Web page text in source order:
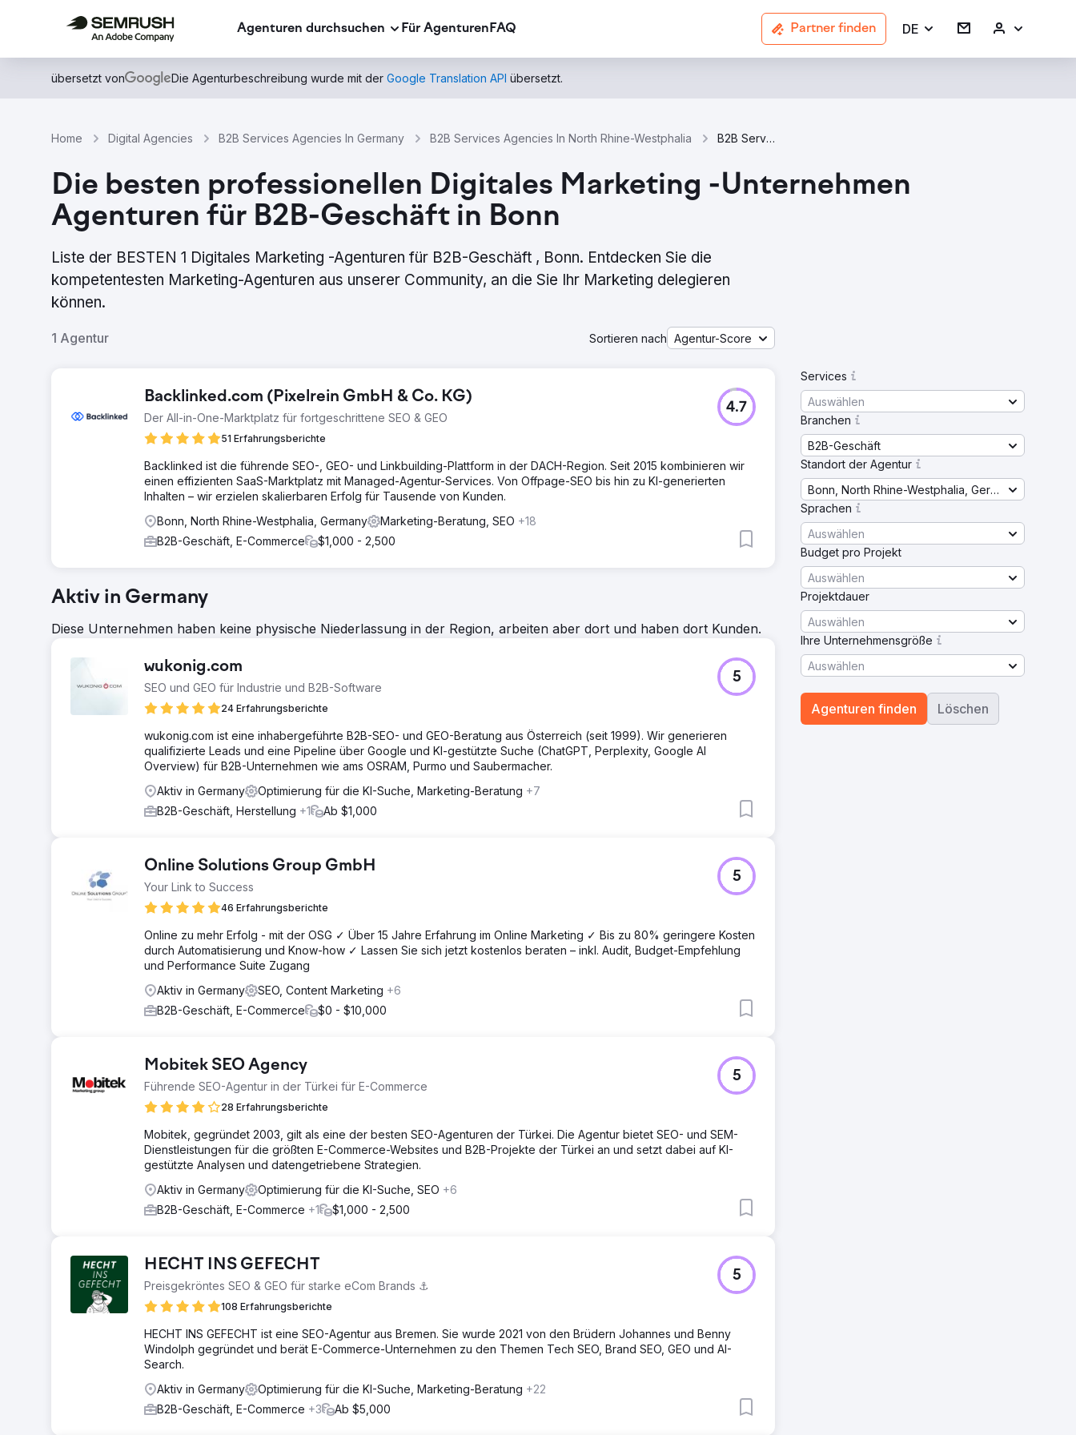
Agenturen durchsuchen Für Agenturen FAQ Partner finden DE
übersetzt von Die Agenturbeschreibung wurde mit der Google Translation API übersetzt.
Home Digital Agencies B2B Services Agencies In Germany B2B Services Agencies In North Rhine-Westphalia B2B Services Agencies In Bonn
Die besten professionellen Digitales Marketing -Unternehmen
Agenturen für B2B-Geschäft in Bonn
Liste der BESTEN 1 Digitales Marketing -Agenturen für B2B-Geschäft , Bonn. Entdecken Sie die
kompetentesten Marketing-Agenturen aus unserer Community, an die Sie Ihr Marketing delegieren
können.
1 Agentur Sortieren nach Agentur-Score
Backlinked.com (Pixelrein GmbH & Co. KG)
Der All-in-One-Marktplatz für fortgeschrittene SEO & GEO
51 Erfahrungsberichte
4.7
Backlinked ist die führende SEO-, GEO- und Linkbuilding-Plattform in der DACH-Region. Seit 2015 kombinieren wir
einen effizienten SaaS-Marktplatz mit Managed-Agentur-Services. Von Offpage-SEO bis hin zu KI-generierten
Inhalten – wir erzielen skalierbaren Erfolg für Tausende von Kunden.
Bonn, North Rhine-Westphalia, Germany
Marketing-Beratung, SEO +18
B2B-Geschäft, E-Commerce
$1,000 - 2,500
Aktiv in Germany
Diese Unternehmen haben keine physische Niederlassung in der Region, arbeiten aber dort und haben dort Kunden.
wukonig.com
SEO und GEO für Industrie und B2B-Software
24 Erfahrungsberichte
5
wukonig.com ist eine inhabergeführte B2B-SEO- und GEO-Beratung aus Österreich (seit 1999). Wir generieren
qualifizierte Leads und eine Pipeline über Google und KI-gestützte Suche (ChatGPT, Perplexity, Google AI
Overview) für B2B-Unternehmen wie ams OSRAM, Purmo und Saubermacher.
Aktiv in Germany
Optimierung für die KI-Suche, Marketing-Beratung +7
B2B-Geschäft, Herstellung +1 Ab $1,000
Online Solutions Group GmbH
Your Link to Success
46 Erfahrungsberichte
5
Online zu mehr Erfolg - mit der OSG ✓ Über 15 Jahre Erfahrung im Online Marketing ✓ Bis zu 80% geringere Kosten
durch Automatisierung und Know-how ✓ Lassen Sie sich jetzt kostenlos beraten – inkl. Audit, Budget-Empfehlung
und Performance Suite Zugang
Aktiv in Germany
SEO, Content Marketing +6
B2B-Geschäft, E-Commerce
$0 - $10,000
Mobitek SEO Agency
Führende SEO-Agentur in der Türkei für E-Commerce
28 Erfahrungsberichte
5
Mobitek, gegründet 2003, gilt als eine der besten SEO-Agenturen der Türkei. Die Agentur bietet SEO- und SEM-
Dienstleistungen für die größten E-Commerce-Websites und B2B-Projekte der Türkei an und setzt dabei auf KI-
gestützte Analysen und datengetriebene Strategien.
Aktiv in Germany
Optimierung für die KI-Suche, SEO +6
B2B-Geschäft, E-Commerce +1 $1,000 - 2,500
HECHT INS GEFECHT
Preisgekröntes SEO & GEO für starke eCom Brands ⚓️
108 Erfahrungsberichte
5
HECHT INS GEFECHT ist eine SEO-Agentur aus Bremen. Sie wurde 2021 von den Brüdern Johannes und Benny
Windolph gegründet und berät E-Commerce-Unternehmen zu den Themen Tech SEO, Brand SEO, GEO und AI-
Search.
Aktiv in Germany
Optimierung für die KI-Suche, Marketing-Beratung +22
B2B-Geschäft, E-Commerce +3 Ab $5,000
Services
Auswählen
Branchen
B2B-Geschäft
Standort der Agentur
Bonn, North Rhine-Westphalia, Germany
Sprachen
Auswählen
Budget pro Projekt
Auswählen
Projektdauer
Auswählen
Ihre Unternehmensgröße
Auswählen
Agenturen finden Löschen